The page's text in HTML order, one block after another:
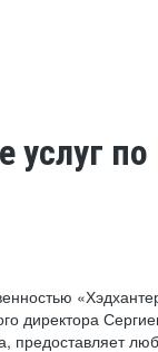
услуг
директора
предоставляет